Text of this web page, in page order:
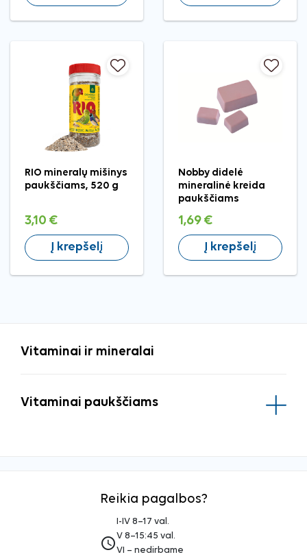
RIO mineralų mišinys
paukščiams, 520 g
3,10 €
Į krepšelį
Nobby didelė
mineralinė kreida
paukščiams
1,69 €
Į krepšelį
Vitaminai ir mineralai
Vitaminai paukščiams
Reikia pagalbos?
access_time
I-IV 8–17 val.
V 8–15:45 val.
VI – nedirbame